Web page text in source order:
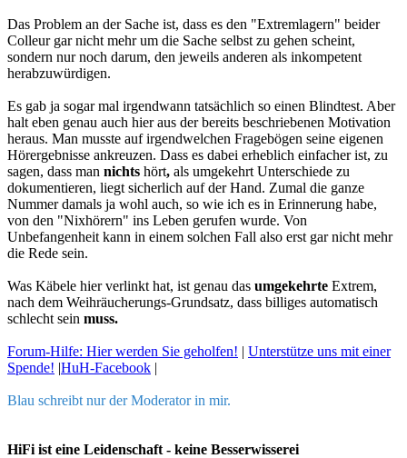
Das Problem an der Sache ist, dass es den "Extremlagern" beider
Colleur gar nicht mehr um die Sache selbst zu gehen scheint,
sondern nur noch darum, den jeweils anderen als inkompetent
herabzuwürdigen.
Es gab ja sogar mal irgendwann tatsächlich so einen Blindtest. Aber
halt eben genau auch hier aus der bereits beschriebenen Motivation
heraus. Man musste auf irgendwelchen Fragebögen seine eigenen
Hörergebnisse ankreuzen. Dass es dabei erheblich einfacher ist, zu
sagen, dass man nichts hört, als umgekehrt Unterschiede zu
dokumentieren, liegt sicherlich auf der Hand. Zumal die ganze
Nummer damals ja wohl auch, so wie ich es in Erinnerung habe,
von den "Nixhörern" ins Leben gerufen wurde. Von
Unbefangenheit kann in einem solchen Fall also erst gar nicht mehr
die Rede sein.
Was Käbele hier verlinkt hat, ist genau das umgekehrte Extrem,
nach dem Weihräucherungs-Grundsatz, dass billiges automatisch
schlecht sein muss.
Forum-Hilfe: Hier werden Sie geholfen! | Unterstütze uns mit einer
Spende! |HuH-Facebook |
Blau schreibt nur der Moderator in mir.
HiFi ist eine Leidenschaft - keine Besserwisserei